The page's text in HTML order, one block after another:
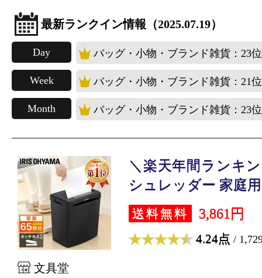
最新ランクイン情報（2025.07.19）
Day バッグ・小物・ブランド雑貨：23位
Week バッグ・小物・ブランド雑貨：21位
Month バッグ・小物・ブランド雑貨：23位
＼楽天年間ランキ
シュレッダー 家庭
送料無料 3,861円
4.24点 /
文具堂